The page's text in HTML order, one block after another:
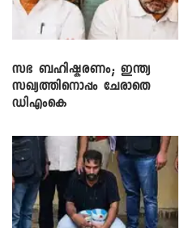
സഭ ബഹിഷ്കരണം; ഇന്ത്യ
സഖ്യത്തിനൊപ്പം ചേരാതെ
ഡിഎംകെ